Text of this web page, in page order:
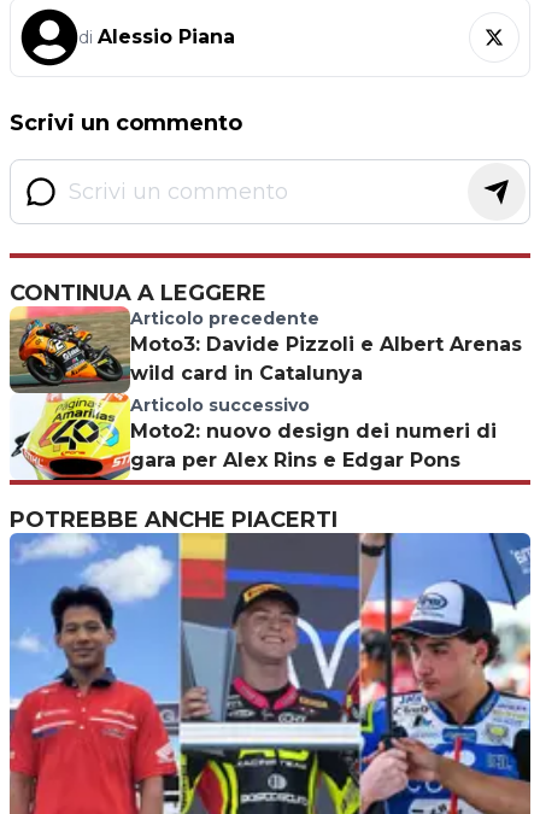
di Alessio Piana
Scrivi un commento
CONTINUA A LEGGERE
Articolo precedente
Moto3: Davide Pizzoli e Albert Arenas
wild card in Catalunya
Articolo successivo
Moto2: nuovo design dei numeri di
gara per Alex Rins e Edgar Pons
POTREBBE ANCHE PIACERTI